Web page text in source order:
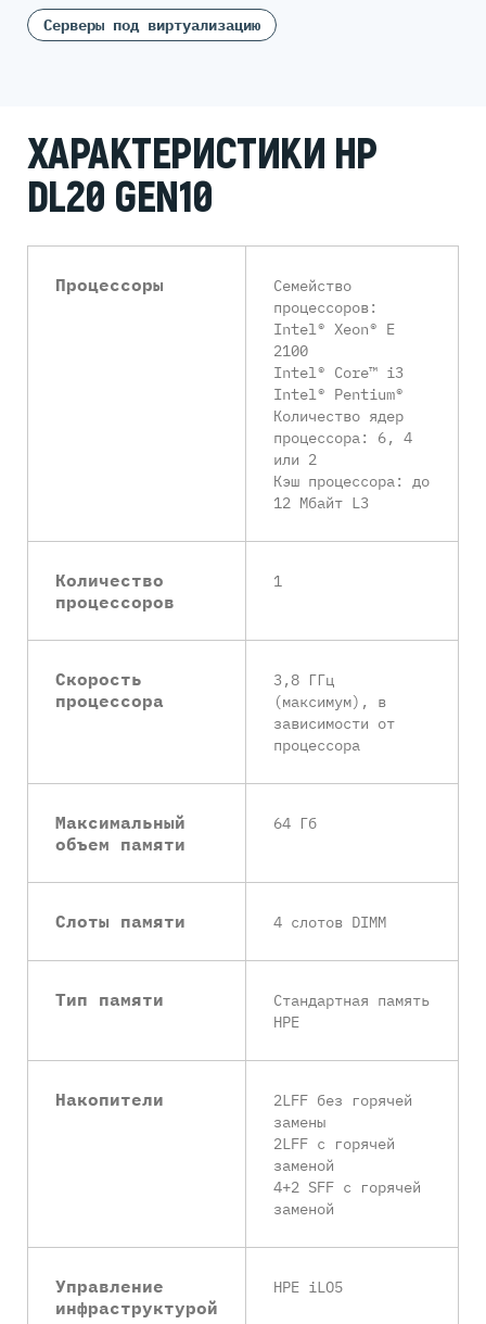
Серверы под виртуализацию
ХАРАКТЕРИСТИКИ HP
DL20 GEN10
Процессоры
Семейство
процессоров:
Intel® Xeon® E
2100
Intel® Core™ i3
Intel® Pentium®
Количество ядер
процессора: 6, 4
или 2
Кэш процессора: до
12 Мбайт L3
Количество
процессоров
1
Скорость
процессора
3,8 ГГц
(максимум), в
зависимости от
процессора
Максимальный
объем памяти
64 Гб
Слоты памяти 4 слотов DIMM
Тип памяти
Стандартная память
HPE
Накопители
2LFF без горячей
замены
2LFF с горячей
заменой
4+2 SFF с горячей
заменой
Управление
инфраструктурой
HPE iLO5